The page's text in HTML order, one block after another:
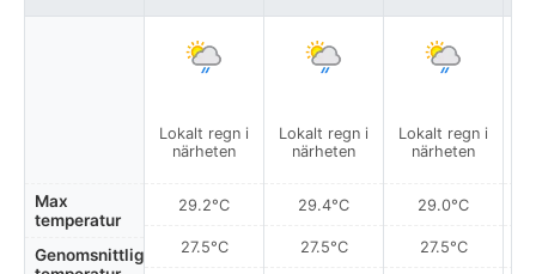
Max
temperatur
Genomsnittlig
Lokalt regn i
närheten
29.2°C
27.5°C
Lokalt regn i
närheten
29.4°C
27.5°C
Lokalt regn i
närheten
29.0°C
27.5°C